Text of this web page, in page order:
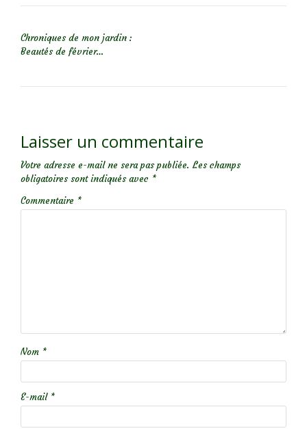
Chroniques de mon jardin :
Beautés de février…
Laisser un commentaire
Votre adresse e-mail ne sera pas publiée. Les champs
obligatoires sont indiqués avec *
Commentaire *
Nom *
E-mail *